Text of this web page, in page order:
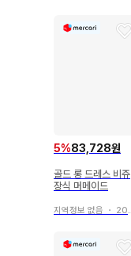
5%83,728원
골드 롱 드레스 비쥬
장식 머메이드
지역정보 없음 ・ 20시간 전